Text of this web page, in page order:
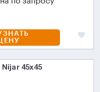
Nijar 45х45